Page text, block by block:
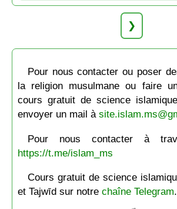
❯
Pour nous contacter ou poser
la religion musulmane ou faire
cours gratuit de science
envoyer un mail à
Pour nous contacter à
https://t.me/islam_ms
Cours gratuit de science
et Tajwīd sur notre chaîne Telegram.